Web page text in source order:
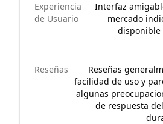
Experiencia
de Usuario
Interfaz
mercado
disponible
Reseñas
Reseñas
facilidad de uso y
algunas
de respuesta